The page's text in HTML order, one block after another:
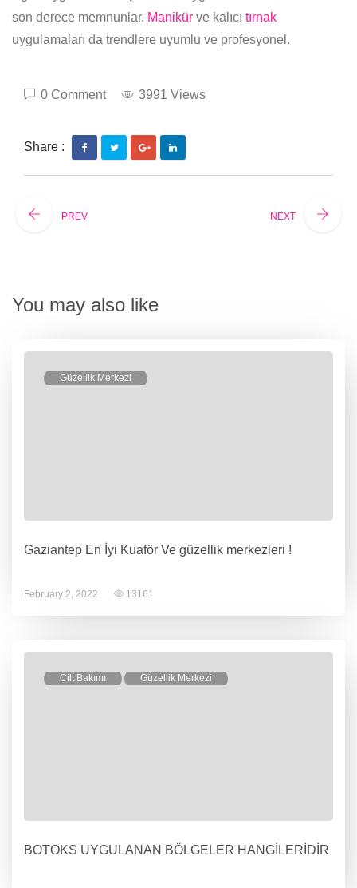
son derece memnunlar. Manikür ve kalıcı tırnak
uygulamaları da trendlere uyumlu ve profesyonel.
0 Comment 3991 Views
Share :
PREV NEXT
You may also like
Güzellik Merkezi
Gaziantep En İyi Kuaför Ve güzellik merkezleri !
February 2, 2022 13161
Cilt Bakımı Güzellik Merkezi
BOTOKS UYGULANAN BÖLGELER HANGİLERİDİR